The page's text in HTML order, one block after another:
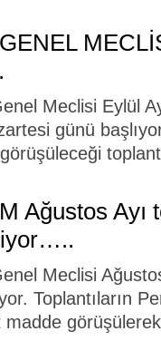
Meclisi Eylül
günü
Ağustos Ayı
Meclisi
Toplantıların